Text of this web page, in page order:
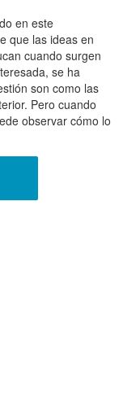
en este
que las ideas en
cuando surgen
se ha
son como las
Pero cuando
observar cómo lo